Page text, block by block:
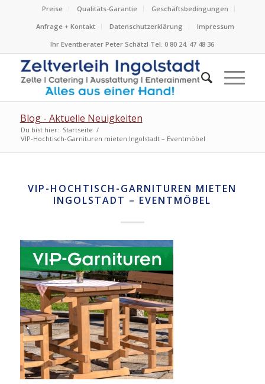
Preise Qualitäts-Garantie
Geschäftsbedingungen
Anfrage + Kontakt
Datenschutzerklärung
Impressum
Ihr Eventberater Peter Schätzl Tel. 0 80 24. 47 48 36
Blog - Aktuelle Neuigkeiten
Du bist hier: Startseite /
VIP-Hochtisch-Garnituren mieten Ingolstadt – Eventmöbel
VIP-HOCHTISCH-GARNITUREN MIETEN
INGOLSTADT – EVENTMÖBEL